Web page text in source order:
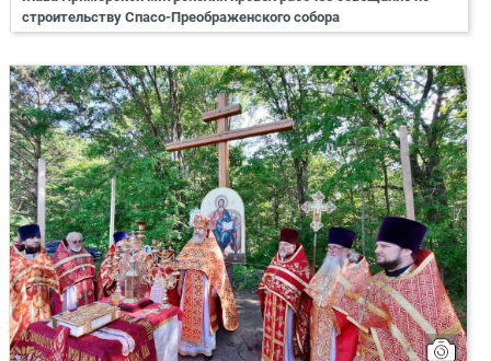
строительству Спасо-Преображенского собора